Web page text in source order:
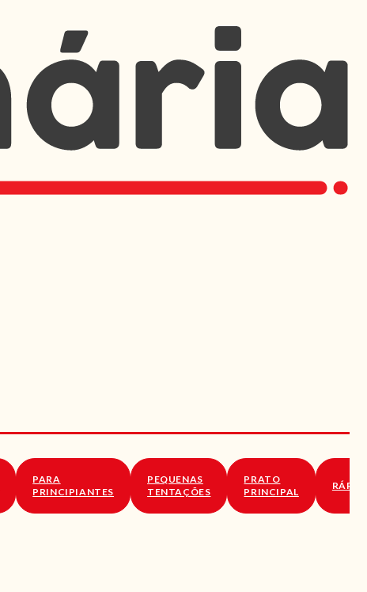
PARA
PRINCIPIANTES
PEQUENAS
TENTAÇÕES
PRATO
PRINCIPAL